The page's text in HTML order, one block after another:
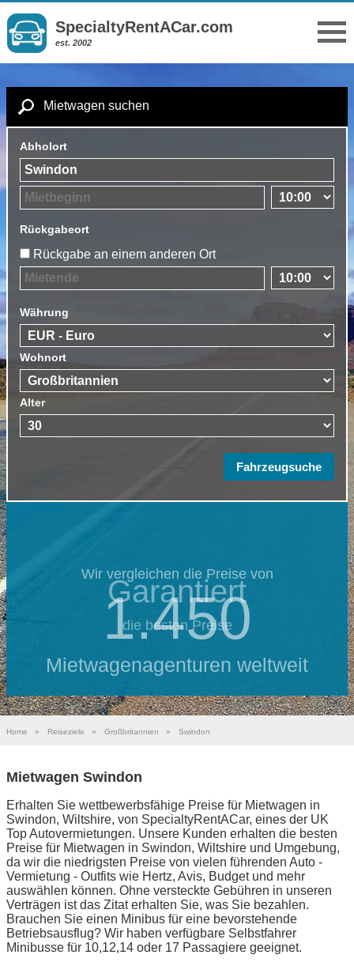
SpecialtyRentACar.com
est. 2002
Mietwagen suchen
Abholort
Rückgabeort
Rückgabe an einem anderen Ort
Währung
Wohnort
Alter
Wir vergleichen die Preise von
1.450
Mietwagenagenturen weltweit
Garantiert
die besten Preise
Home » Reiseziele » Großbritannien » Swindon
Mietwagen Swindon
Erhalten Sie wettbewerbsfähige Preise für Mietwagen in
Swindon, Wiltshire, von SpecialtyRentACar, eines der UK
Top Autovermietungen. Unsere Kunden erhalten die besten
Preise für Mietwagen in Swindon, Wiltshire und Umgebung,
da wir die niedrigsten Preise von vielen führenden Auto -
Vermietung - Outfits wie Hertz, Avis, Budget und mehr
auswählen können. Ohne versteckte Gebühren in unseren
Verträgen ist das Zitat erhalten Sie, was Sie bezahlen.
Brauchen Sie einen Minibus für eine bevorstehende
Betriebsausflug? Wir haben verfügbare Selbstfahrer
Minibusse für 10,12,14 oder 17 Passagiere geeignet.